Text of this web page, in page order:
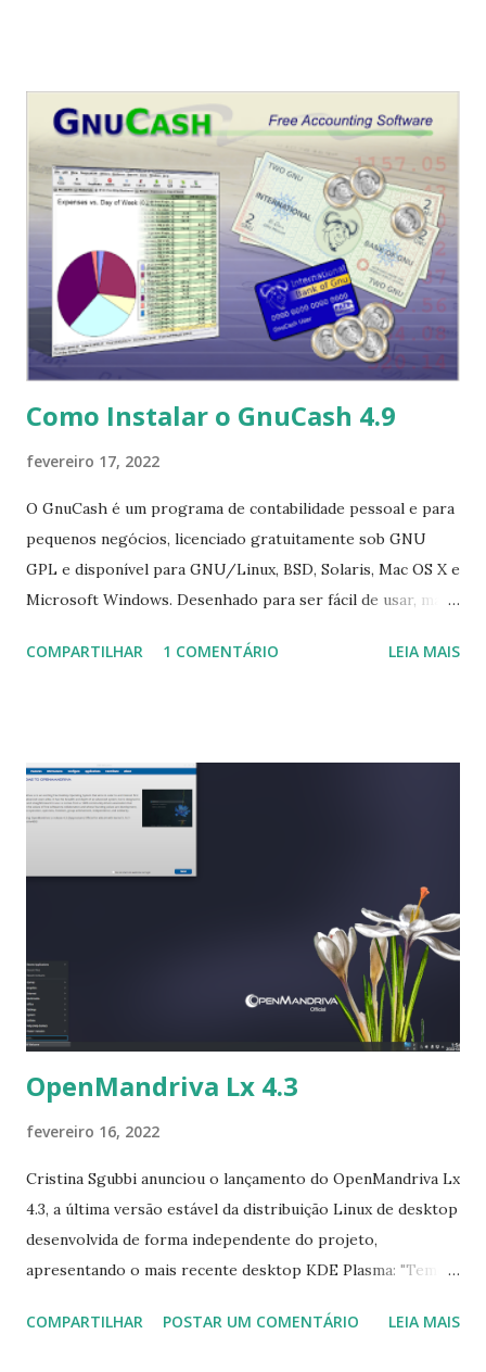
interrogação' na barra de ferramentas. Adicione a opção
de menu de contexto 'Definir como papel de parede' para
arquivo de imagem no Dolphin. Para ver todas as novidades
e melhorias clique aqui . Para instalar no Ubuntu, Linux
Mint, Elementary OS e derivados, execute: $ sudo add-apt-
repository ppa:kubuntu-ppa/backports $ sudo apt update
&& sudo apt full-upgrade $ sudo apt update && sudo apt
install plasma-desktop Se quisermos instalar o ambiente
de de...
Como Instalar o GnuCash 4.9
fevereiro 17, 2022
O GnuCash é um programa de contabilidade pessoal e para
pequenos negócios, licenciado gratuitamente sob GNU
GPL e disponível para GNU/Linux, BSD, Solaris, Mac OS X e
Microsoft Windows. Desenhado para ser fácil de usar, mas
bacárias, ações, receitas e despesas. A última versão
derivados, execute: $ flatpak install flathub
org.gnucash.GnuCash ou instale via snap, executando: $
get remove gnucash
COMPARTILHAR 1 COMENTÁRIO LEIA MAIS
OpenMandriva Lx 4.3
fevereiro 16, 2022
Cristina Sgubbi anunciou o lançamento do OpenMandriva Lx
4.3, a última versão estável da distribuição Linux de desktop
desenvolvida de forma independente do projeto,
apresentando o mais recente desktop KDE Plasma: "Temos
OpenMandriva, OMLx 4.3. vem com os aplicativos mais
COMPARTILHAR POSTAR UM COMENTÁRIO LEIA MAIS